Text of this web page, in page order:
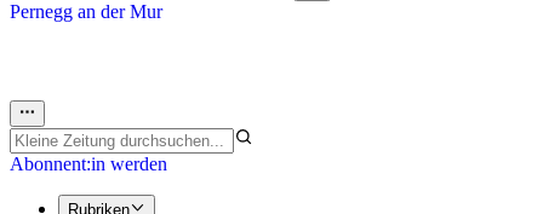
Pernegg an der Mur
Abonnent:in werden
Rubriken